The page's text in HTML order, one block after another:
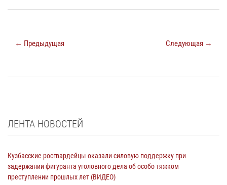
← Предыдущая Следующая →
ЛЕНТА НОВОСТЕЙ
Кузбасские росгвардейцы оказали силовую поддержку при
задержании фигуранта уголовного дела об особо тяжком
преступлении прошлых лет (ВИДЕО)